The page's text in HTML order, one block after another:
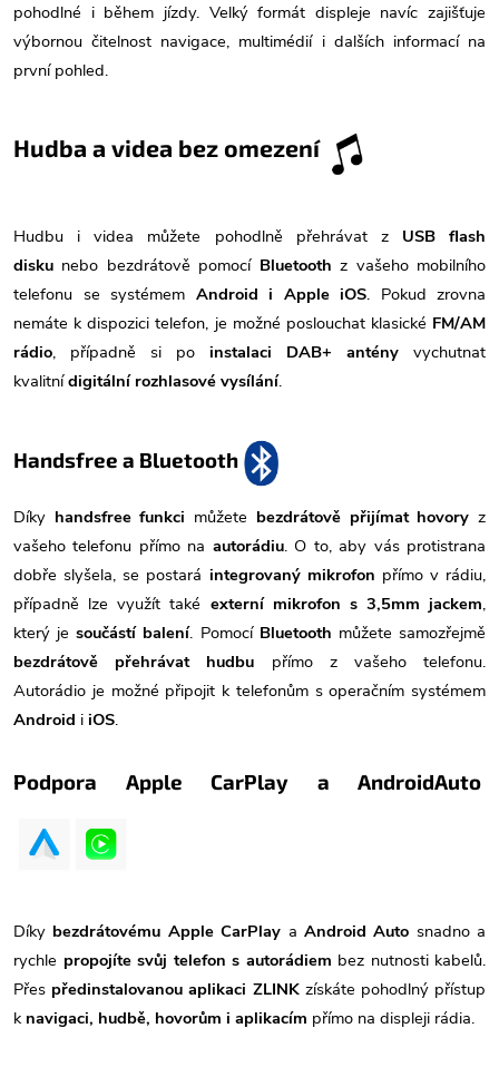
pohodlné i během jízdy. Velký formát displeje navíc zajišťuje
výbornou čitelnost navigace, multimédií i dalších informací na
první pohled.
Hudba a videa bez omezení
Hudbu i videa můžete pohodlně přehrávat z
USB flash
disku nebo bezdrátově pomocí Bluetooth z vašeho mobilního
telefonu se systémem Android i Apple iOS. Pokud zrovna
nemáte k dispozici telefon, je možné poslouchat klasické FM/AM
rádio, případně si po instalaci DAB+ antény
vychutnat
kvalitní digitální rozhlasové vysílání.
Handsfree a Bluetooth
Díky handsfree funkci můžete bezdrátově přijímat hovory z
vašeho telefonu přímo na autorádiu. O to, aby vás protistrana
dobře slyšela, se postará integrovaný mikrofon přímo v rádiu,
případně lze využít také externí mikrofon s 3,5mm jackem,
který jesoučástí balení. Pomocí Bluetooth můžete samozřejmě
bezdrátově přehrávat hudbu přímo z vašeho telefonu.
Autorádio je možné připojit k telefonům s operačním systémem
Android i iOS.
Podpora Apple CarPlay a AndroidAuto
Díky bezdrátovému Apple CarPlay a Android Auto snadno a
rychle propojíte svůj telefon s autorádiem bez nutnosti kabelů.
Přes předinstalovanou aplikaci ZLINKzískáte pohodlný přístup
k navigaci, hudbě, hovorům i aplikacím přímo na displeji rádia.